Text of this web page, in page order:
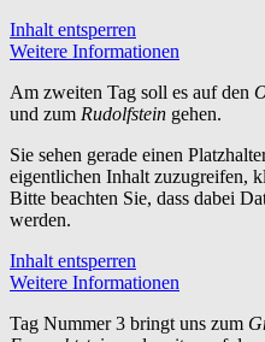
Inhalt entsperren
Weitere Informationen
Am zweiten Tag soll es auf den
und zum Rudolfstein gehen.
Sie sehen gerade einen
eigentlichen Inhalt zuzugreifen,
Bitte beachten Sie, dass dabei
werden.
Inhalt entsperren
Weitere Informationen
Tag Nummer 3 bringt uns zum